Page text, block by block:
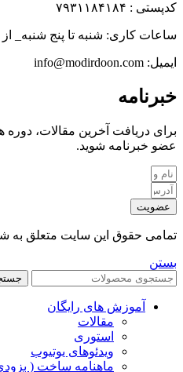
کدپستی : ۷۹۳۱۱۸۴۱۸۴
ساعات کاری: شنبه تا پنج شنبه_ از ساعت
ایمیل: info@modirdoon.com
خبرنامه
برای دریافت آخرین مقالات،
عضو خبرنامه شوید.
عضویت
تمامی حقوق این سایت متعلق
بستن
آموزش های رایگان
مقالات
استوری
ویدئوهای یوتیوب
ماهنامه ساخت (